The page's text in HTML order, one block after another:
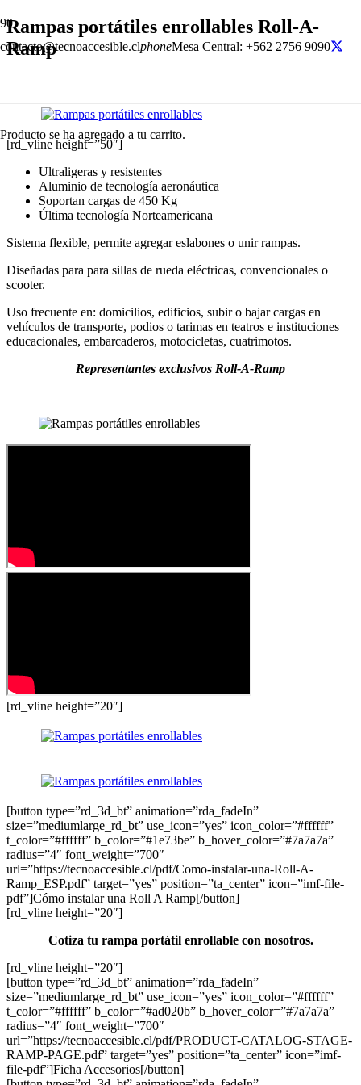
contacto@tecnoaccesible.clphoneMesa Central: +562 2756 9090
Producto se ha agregado a tu carrito.
Rampas portátiles enrollables Roll-A-
Ramp
[rd_vline height=”50″]
Ultraligeras y resistentes
Aluminio de tecnología aeronáutica
Soportan cargas de 450 Kg
Última tecnología Norteamericana
Sistema flexible, permite agregar eslabones o unir rampas.
Diseñadas para para sillas de rueda eléctricas, convencionales o
scooter.
Uso frecuente en: domicilios, edificios, subir o bajar cargas en
vehículos de transporte, podios o tarimas en teatros e instituciones
educacionales, embarcaderos, motocicletas, cuatrimotos.
Representantes exclusivos Roll-A-Ramp
[rd_vline height=”20″]
[button type=”rd_3d_bt” animation=”rda_fadeIn”
size=”mediumlarge_rd_bt” use_icon=”yes” icon_color=”#ffffff”
t_color=”#ffffff” b_color=”#1e73be” b_hover_color=”#7a7a7a”
radius=”4″ font_weight=”700″
url=”https://tecnoaccesible.cl/pdf/Como-instalar-una-Roll-A-
Ramp_ESP.pdf” target=”yes” position=”ta_center” icon=”imf-file-
pdf”]Cómo instalar una Roll A Ramp[/button]
[rd_vline height=”20″]
Cotiza tu rampa portátil enrollable con nosotros.
[rd_vline height=”20″]
[button type=”rd_3d_bt” animation=”rda_fadeIn”
size=”mediumlarge_rd_bt” use_icon=”yes” icon_color=”#ffffff”
t_color=”#ffffff” b_color=”#ad020b” b_hover_color=”#7a7a7a”
radius=”4″ font_weight=”700″
url=”https://tecnoaccesible.cl/pdf/PRODUCT-CATALOG-STAGE-
RAMP-PAGE.pdf” target=”yes” position=”ta_center” icon=”imf-
file-pdf”]Ficha Accesorios[/button]